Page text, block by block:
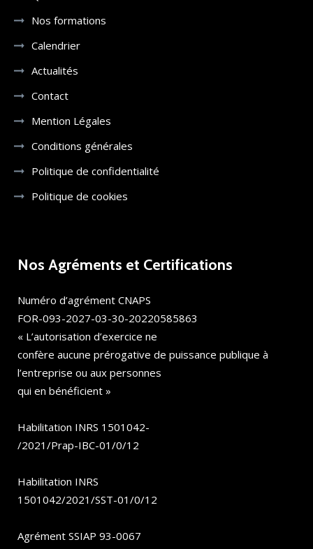
Nos formations
Calendrier
Actualités
Contact
Mention Légales
Conditions générales
Politique de confidentialité
Politique de cookies
Nos Agréments et Certifications
Numéro d’agrément CNAPS
FOR-093-2027-03-30-20220585863
« L’autorisation d’exercice ne
confère aucune prérogative de puissance publique à
l’entreprise ou aux personnes
qui en bénéficient »
Habilitation INRS 1501042-
/2021/Prap-IBC-01/0/12
Habilitation INRS
1501042/2021/SST-01/0/12
Agrément SSIAP 93-0067